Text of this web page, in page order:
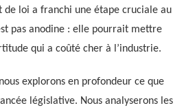
de loi a franchi une étape cruciale au
pas anodine : elle pourrait mettre
qui a coûté cher à l’industrie.
explorons en profondeur ce que
législative. Nous analyserons les